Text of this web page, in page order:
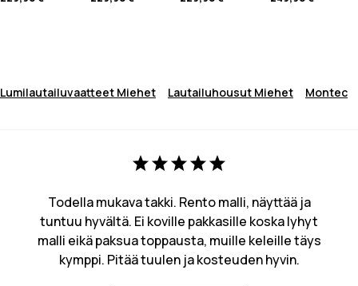
Lumilautailuvaatteet Miehet Lautailuhousut Miehet Montec
Todella mukava takki. Rento malli, näyttää ja
tuntuu hyvältä. Ei koville pakkasille koska lyhyt
malli eikä paksua toppausta, muille keleille täys
kymppi. Pitää tuulen ja kosteuden hyvin.